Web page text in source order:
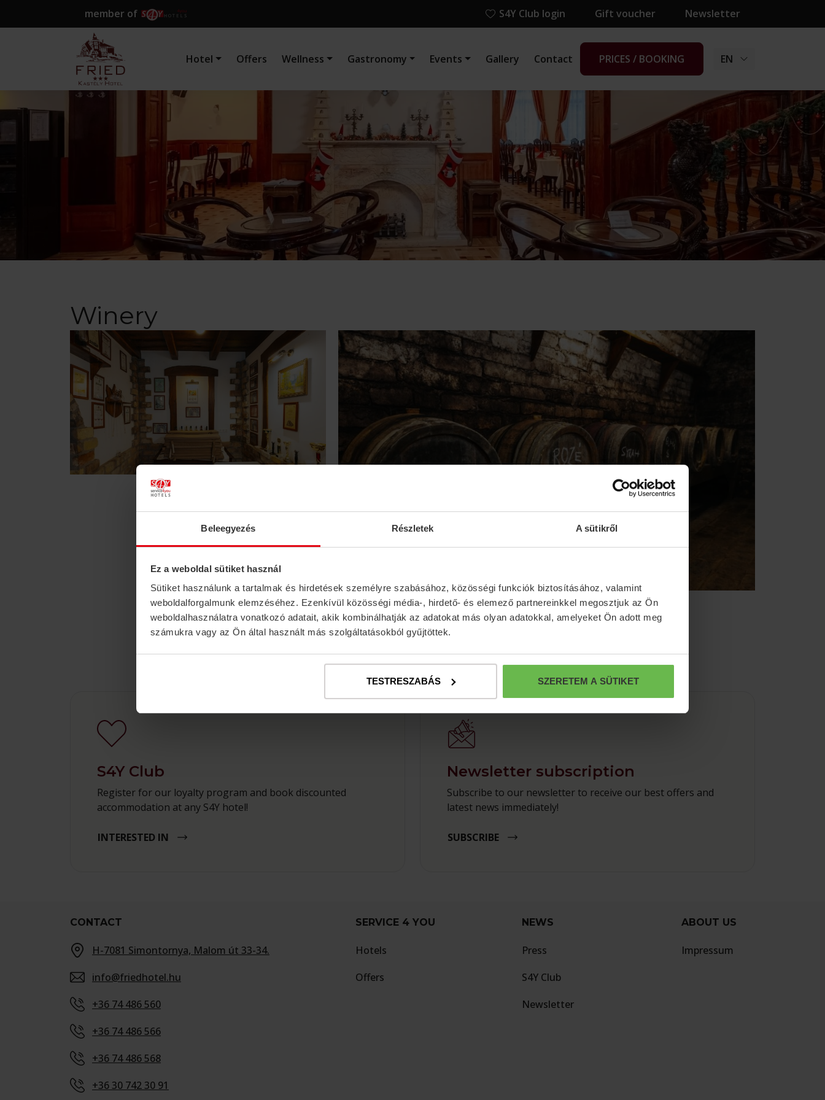
Beleegyezés Részletek A sütikről
Ez a weboldal sütiket használ
Sütiket használunk a tartalmak és hirdetések személyre szabásához, közösségi funkciók biztosításához, valamint
weboldalforgalmunk elemzéséhez. Ezenkívül közösségi média-, hirdető- és elemező partnereinkkel megosztjuk az Ön
weboldalhasználatra vonatkozó adatait, akik kombinálhatják az adatokat más olyan adatokkal, amelyeket Ön adott meg
számukra vagy az Ön által használt más szolgáltatásokból gyűjtöttek.
TESTRESZABÁS SZERETEM A SÜTIKET
member of S4Y Club login Gift voucher Newsletter
Hotel Offers Wellness Gastronomy Events Gallery Contact PRICES / BOOKING EN
Winery
S4Y Club
Register for our loyalty program and book discounted
accommodation at any S4Y hotel!
INTERESTED IN
Newsletter subscription
Subscribe to our newsletter to receive our best offers and
latest news immediately!
SUBSCRIBE
CONTACT
H-7081 Simontornya, Malom út 33-34.
info@friedhotel.hu
+36 74 486 560
+36 74 486 566
+36 74 486 568
+36 30 742 30 91
SERVICE 4 YOU
Hotels
Offers
NEWS
Press
S4Y Club
Newsletter
ABOUT US
Impressum